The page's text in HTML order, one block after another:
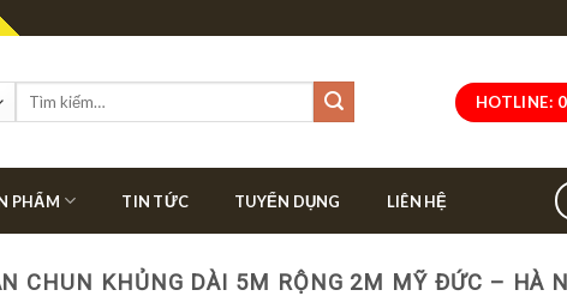
Tìm
HOTLINE:
PHẨM TIN TỨC TUYỂN DỤNG LIÊN HỆ
CHUN KHỦNG DÀI 5M RỘNG 2M MỸ ĐỨC – HÀ